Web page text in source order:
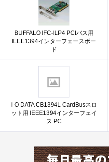
BUFFALO IFC-ILP4 PCIバス用
IEEE1394インターフェースボー
ド
I-O DATA CB1394L CardBusスロ
ット用 IEEE1394インターフェイ
ス PC